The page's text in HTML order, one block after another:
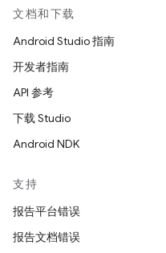
文档和下载
Android Studio 指南
开发者指南
API 参考
下载 Studio
Android NDK
支持
报告平台错误
报告文档错误